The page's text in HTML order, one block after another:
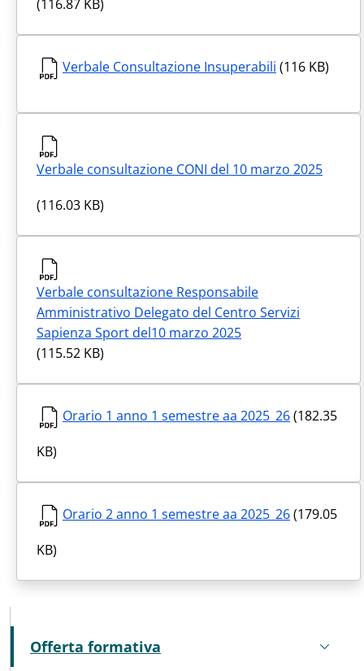
(116.87 KB)
Verbale Consultazione Insuperabili (116 KB)
Verbale consultazione CONI del 10 marzo 2025
(116.03 KB)
Verbale consultazione Responsabile
Amministrativo Delegato del Centro Servizi
Sapienza Sport del10 marzo 2025
(115.52 KB)
Orario 1 anno 1 semestre aa 2025_26(182.35
KB)
Orario 2 anno 1 semestre aa 2025_26(179.05
KB)
MENU CEV SECOND NAVIGATION
Offerta formativa
Attivo